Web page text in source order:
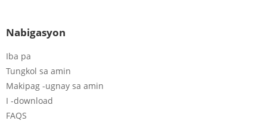
Nabigasyon
Iba pa
Tungkol sa amin
Makipag -ugnay sa amin
I -download
FAQS